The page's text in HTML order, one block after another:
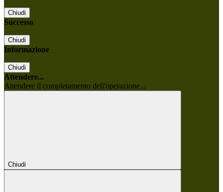
Chiudi
Successo
Chiudi
Informazione
Chiudi
Attendere...
Attendere il completamento dell'operazione...
Chiudi